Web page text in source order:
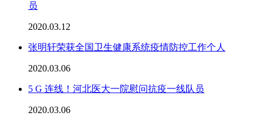
员
2020.03.12
张明轩荣获全国卫生健康系统疫情防控工作个人
2020.03.06
5 G 连线！河北医大一院慰问抗疫一线队员
2020.03.06